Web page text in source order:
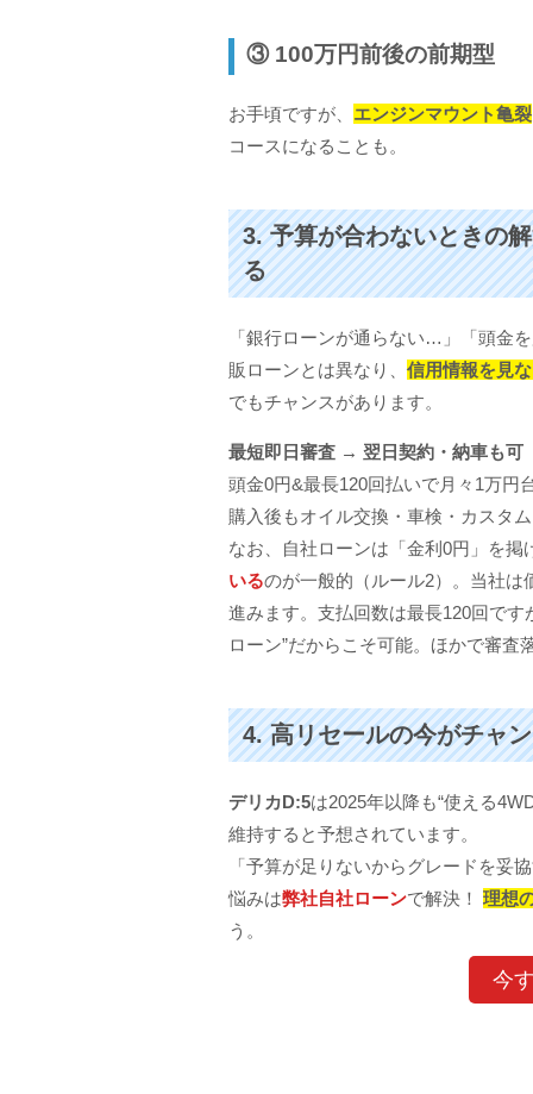
③ 100万円前後の前期型
お手頃ですが、 エンジンマウント亀裂
コースになることも。
3. 予算が合わないときの
る
「銀行ローンが通らない…」「頭金
販ローンとは異なり、 信用情報を見
でもチャンスがあります。
最短即日審査 → 翌日契約・納車も可
頭金0円&最長120回払いで月々1万円
購入後もオイル交換・車検・カスタ
なお、自社ローンは「金利0円」を掲
いるのが一般的（ルール2）。当社は
進みます。支払回数は最長120回です
ローン”だからこそ可能。ほかで審
4. 高リセールの今がチャ
デリカD:5は2025年以降も“使える
維持すると予想されています。
「予算が足りないからグレードを
悩みは弊社自社ローンで解決！ 理想
う。
今